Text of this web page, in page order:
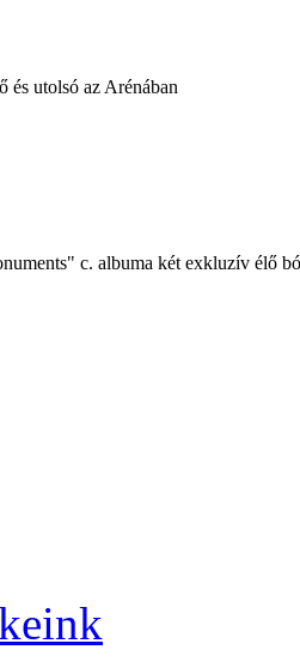
és utolsó az Arénában
c. albuma két exkluzív élő